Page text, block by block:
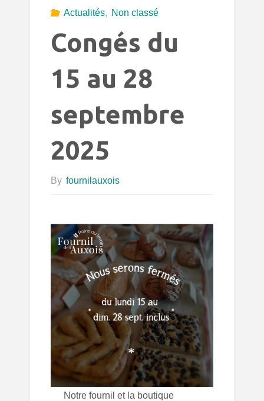
Actualités, Non classé
Congés du
15 au 28
septembre
2025
By fournilauxois
Notre fournil et la boutique